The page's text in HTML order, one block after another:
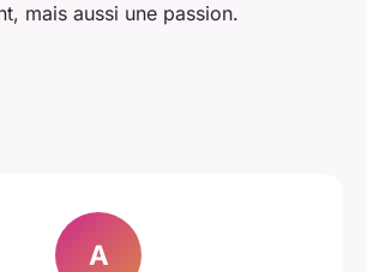
mais aussi une passion.
A